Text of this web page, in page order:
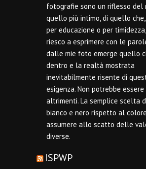
fotografie sono un riflesso del
quello più intimo, di quello
per educazione o per
riesco a esprimere con le
dalle mie foto emerge quello
dentro e la realtà mostrata
inevitabilmente risente di
esigenza. Non potrebbe essere
altrimenti. La semplice scelta
bianco e nero rispetto al
assumere allo scatto delle
diverse.
ISPWP